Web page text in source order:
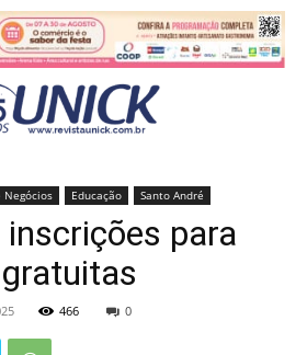
Negócios Educação Santo André
inscrições para
466 0